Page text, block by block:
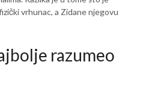
vrhunac, a Zidane njegovu
razumeo